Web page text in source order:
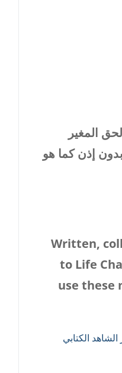
المغير
إذن كما هو
Written,
to Life
use these
الكتابي